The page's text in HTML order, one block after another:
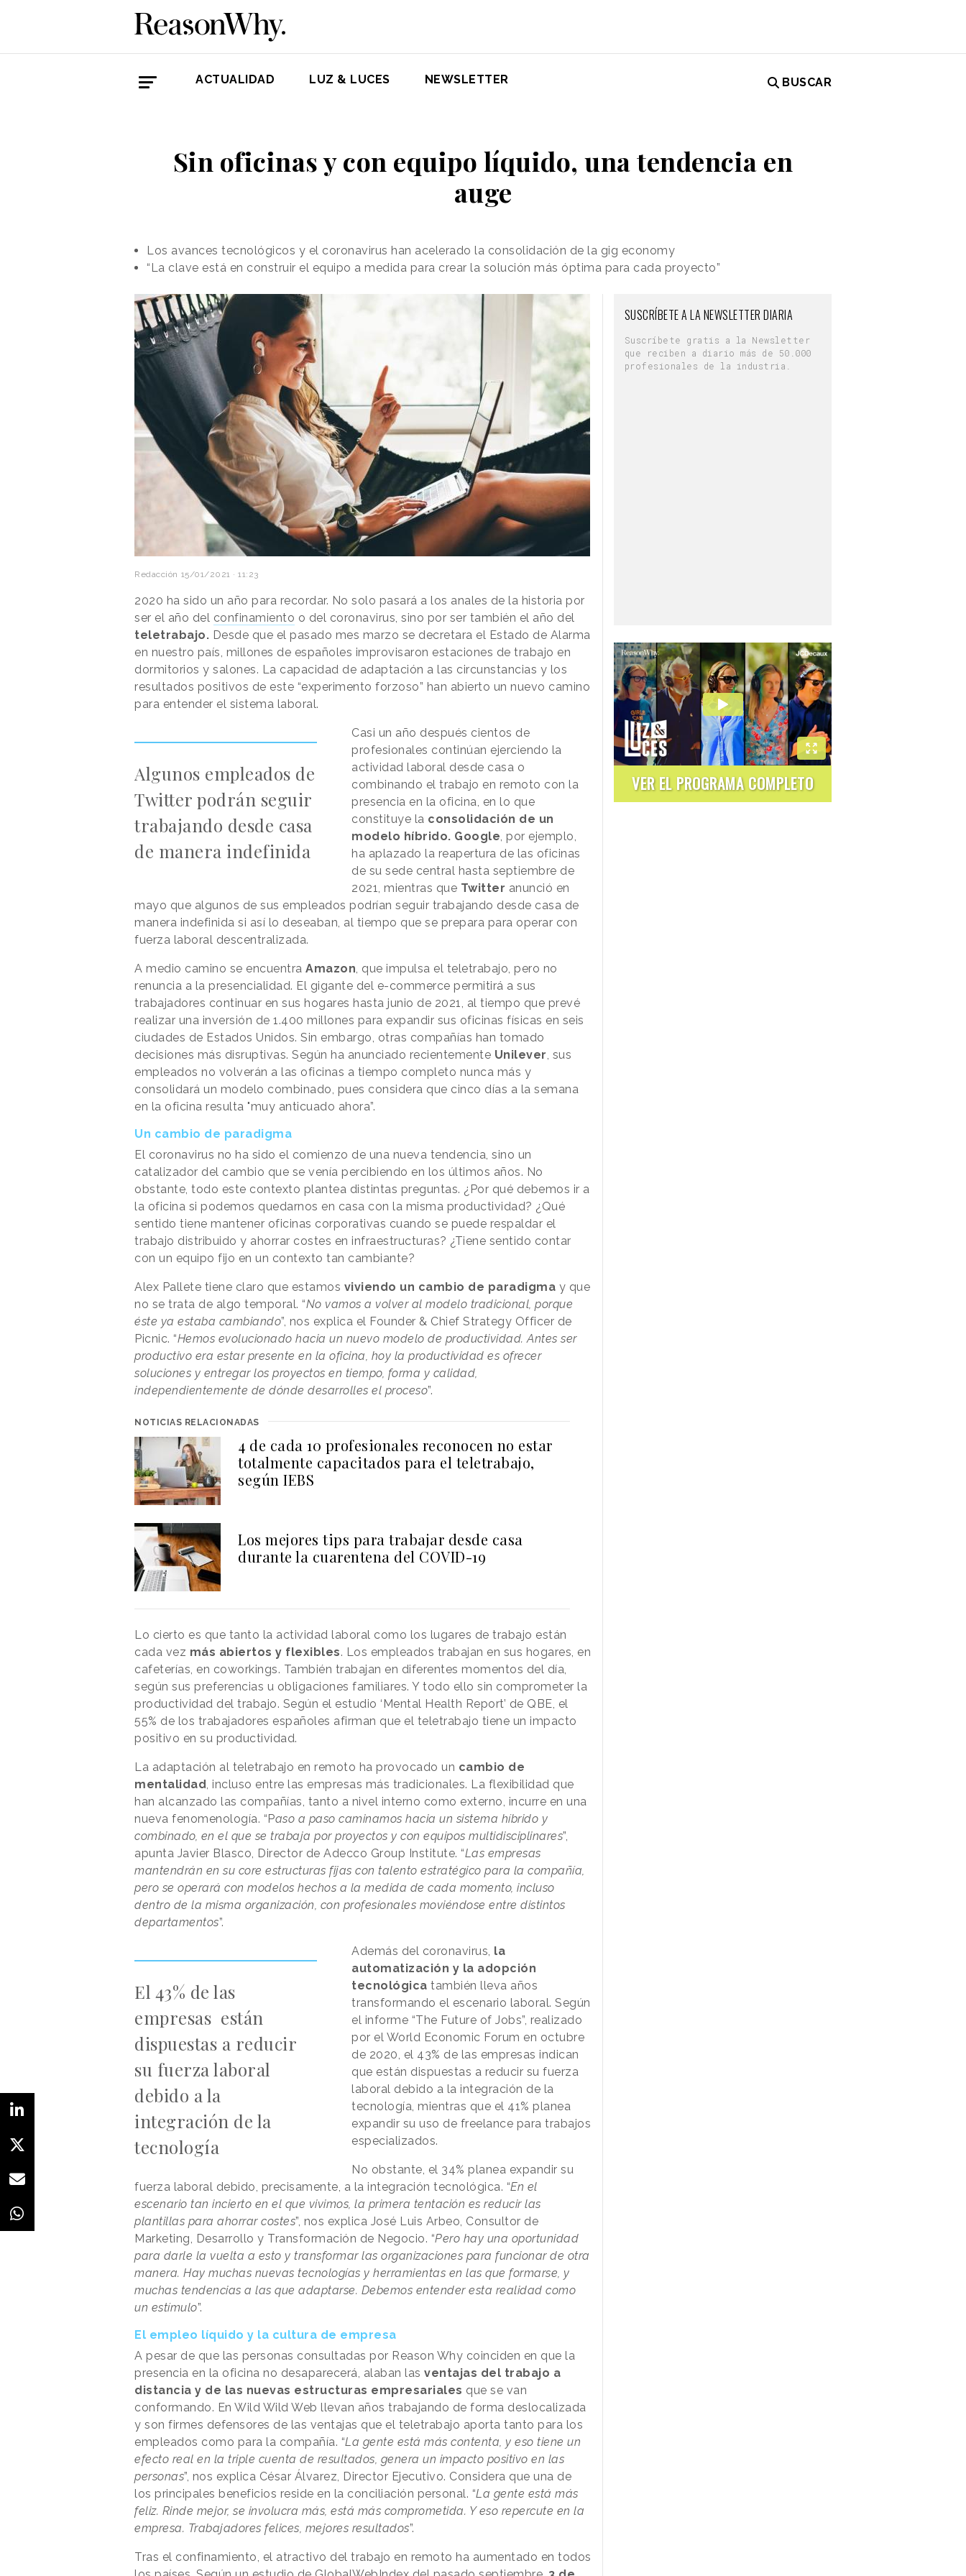
ACTUALIDAD LUZ & LUCES NEWSLETTER BUSCAR
Sin oficinas y con equipo líquido, una tendencia en
auge
Los avances tecnológicos y el coronavirus han acelerado la consolidación de la gig economy
“La clave está en construir el equipo a medida para crear la solución más óptima para cada proyecto”
Redacción 15/01/2021 · 11:23
2020 ha sido un año para recordar. No solo pasará a los anales de la historia por
ser el año del confinamiento o del coronavirus, sino por ser también el año del
teletrabajo. Desde que el pasado mes marzo se decretara el Estado de Alarma
en nuestro país, millones de españoles improvisaron estaciones de trabajo en
dormitorios y salones. La capacidad de adaptación a las circunstancias y los
resultados positivos de este “experimento forzoso” han abierto un nuevo camino
para entender el sistema laboral.
Algunos empleados de
Twitter podrán seguir
trabajando desde casa
de manera indefinida
Casi un año después cientos de
profesionales continúan ejerciendo la
actividad laboral desde casa o
combinando el trabajo en remoto con la
presencia en la oficina, en lo que
constituye la consolidación de un
modelo híbrido. Google , por ejemplo,
ha aplazado la reapertura de las oficinas
de su sede central hasta septiembre de
2021, mientras que Twitter anunció en
mayo que algunos de sus empleados podrían seguir trabajando desde casa de
manera indefinida si así lo deseaban, al tiempo que se prepara para operar con
fuerza laboral descentralizada.
A medio camino se encuentra Amazon , que impulsa el teletrabajo, pero no
renuncia a la presencialidad. El gigante del e-commerce permitirá a sus
trabajadores continuar en sus hogares hasta junio de 2021, al tiempo que prevé
realizar una inversión de 1.400 millones para expandir sus oficinas físicas en seis
ciudades de Estados Unidos. Sin embargo, otras compañías han tomado
decisiones más disruptivas. Según ha anunciado recientemente Unilever , sus
empleados no volverán a las oficinas a tiempo completo nunca más y
consolidará un modelo combinado, pues considera que cinco días a la semana
en la oficina resulta "muy anticuado ahora”.
Un cambio de paradigma
El coronavirus no ha sido el comienzo de una nueva tendencia, sino un
catalizador del cambio que se venía percibiendo en los últimos años. No
obstante, todo este contexto plantea distintas preguntas. ¿Por qué debemos ir a
la oficina si podemos quedarnos en casa con la misma productividad? ¿Qué
sentido tiene mantener oficinas corporativas cuando se puede respaldar el
trabajo distribuido y ahorrar costes en infraestructuras? ¿Tiene sentido contar
con un equipo fijo en un contexto tan cambiante?
Alex Pallete tiene claro que estamos viviendo un cambio de paradigma y que
no se trata de algo temporal. “No vamos a volver al modelo tradicional, porque
éste ya estaba cambiando”, nos explica el Founder & Chief Strategy Officer de
Picnic. “Hemos evolucionado hacia un nuevo modelo de productividad. Antes ser
productivo era estar presente en la oficina, hoy la productividad es ofrecer
soluciones y entregar los proyectos en tiempo, forma y calidad,
independientemente de dónde desarrolles el proceso”.
NOTICIAS RELACIONADAS
4 de cada 10 profesionales reconocen no estar
totalmente capacitados para el teletrabajo,
según IEBS
Los mejores tips para trabajar desde casa
durante la cuarentena del COVID-19
Lo cierto es que tanto la actividad laboral como los lugares de trabajo están
cada vez más abiertos y flexibles. Los empleados trabajan en sus hogares, en
cafeterías, en coworkings. También trabajan en diferentes momentos del día,
según sus preferencias u obligaciones familiares. Y todo ello sin comprometer la
productividad del trabajo. Según el estudio ‘Mental Health Report’ de QBE, el
55% de los trabajadores españoles afirman que el teletrabajo tiene un impacto
positivo en su productividad.
La adaptación al teletrabajo en remoto ha provocado un cambio de
mentalidad , incluso entre las empresas más tradicionales. La flexibilidad que
han alcanzado las compañías, tanto a nivel interno como externo, incurre en una
nueva fenomenología. “Paso a paso caminamos hacia un sistema híbrido y
combinado, en el que se trabaja por proyectos y con equipos multidisciplinares”,
apunta Javier Blasco, Director de Adecco Group Institute. “Las empresas
mantendrán en su core estructuras fijas con talento estratégico para la compañía,
pero se operará con modelos hechos a la medida de cada momento, incluso
dentro de la misma organización, con profesionales moviéndose entre distintos
departamentos”.
El 43% de las
empresas están
dispuestas a reducir
su fuerza laboral
debido a la
integración de la
tecnología
Además del coronavirus, la
automatización y la adopción
tecnológica también lleva años
transformando el escenario laboral. Según
el informe “The Future of Jobs”, realizado
por el World Economic Forum en octubre
de 2020, el 43% de las empresas indican
que están dispuestas a reducir su fuerza
laboral debido a la integración de la
tecnología, mientras que el 41% planea
expandir su uso de freelance para trabajos
especializados.
No obstante, el 34% planea expandir su
fuerza laboral debido, precisamente, a la integración tecnológica. “En el
escenario tan incierto en el que vivimos, la primera tentación es reducir las
plantillas para ahorrar costes”, nos explica José Luis Arbeo, Consultor de
Marketing, Desarrollo y Transformación de Negocio. “Pero hay una oportunidad
para darle la vuelta a esto y transformar las organizaciones para funcionar de otra
manera. Hay muchas nuevas tecnologías y herramientas en las que formarse, y
muchas tendencias a las que adaptarse. Debemos entender esta realidad como
un estímulo”.
El empleo líquido y la cultura de empresa
A pesar de que las personas consultadas por Reason Why coinciden en que la
presencia en la oficina no desaparecerá, alaban las ventajas del trabajo a
distancia y de las nuevas estructuras empresariales que se van
conformando. En Wild Wild Web llevan años trabajando de forma deslocalizada
y son firmes defensores de las ventajas que el teletrabajo aporta tanto para los
empleados como para la compañía. “La gente está más contenta, y eso tiene un
efecto real en la triple cuenta de resultados, genera un impacto positivo en las
personas”, nos explica César Álvarez, Director Ejecutivo. Considera que una de
los principales beneficios reside en la conciliación personal. “La gente está más
feliz. Rinde mejor, se involucra más, está más comprometida. Y eso repercute en la
empresa. Trabajadores felices, mejores resultados”.
Tras el confinamiento, el atractivo del trabajo en remoto ha aumentado en todos
SUSCRÍBETE A LA NEWSLETTER DIARIA
Suscríbete gratis a la Newsletter
que reciben a diario más de 50.000
profesionales de la industria.
VER EL PROGRAMA COMPLETO